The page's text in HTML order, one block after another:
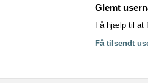
Glemt
Få hjælp til at
Få tilsendt